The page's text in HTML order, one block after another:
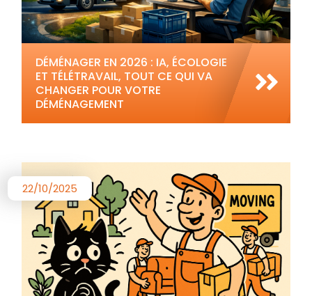
DÉMÉNAGER EN 2026 : IA, ÉCOLOGIE
ET TÉLÉTRAVAIL, TOUT CE QUI VA
CHANGER POUR VOTRE
DÉMÉNAGEMENT
22/10/2025